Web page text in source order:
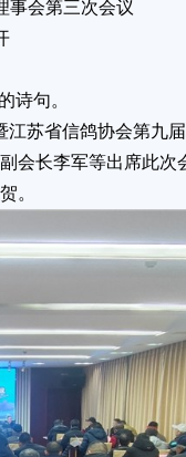
事会第三次会议
诗句。
苏省信鸽协会第九
会长李军等出席此
。